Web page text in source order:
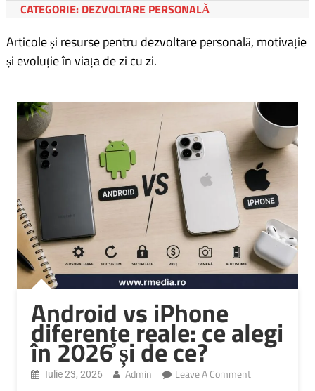
CATEGORIE: DEZVOLTARE PERSONALĂ
Articole și resurse pentru dezvoltare personală, motivație
și evoluție în viața de zi cu zi.
Android vs iPhone
diferențe reale: ce alegi
în 2026 și de ce?
Iulie 23, 2026 Admin Leave A CommentOn